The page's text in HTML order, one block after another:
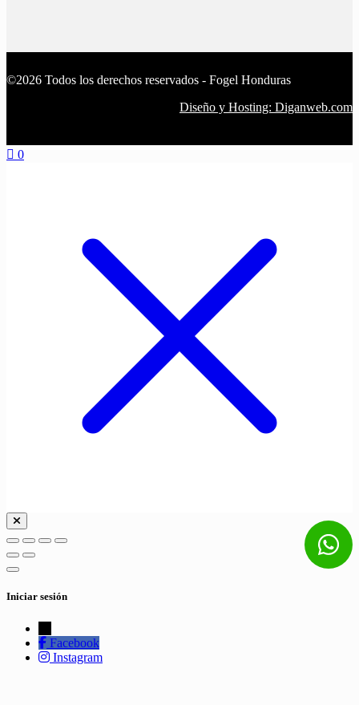
©2026 Todos los derechos reservados - Fogel Honduras
Diseño y Hosting: Diganweb.com
0
Iniciar sesión
Facebook
Instagram